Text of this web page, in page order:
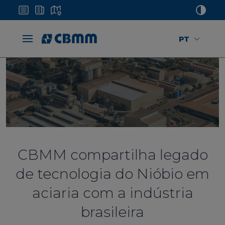
PT
CBMM compartilha legado
de tecnologia do Nióbio em
aciaria com a indústria
brasileira